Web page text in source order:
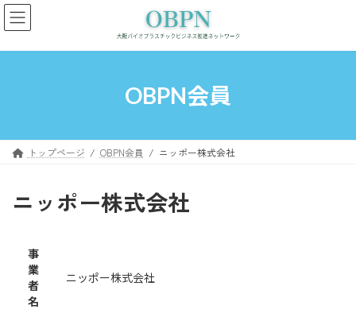
コ
ン
ン
ナ
ビ
ー
OBPN会員
トップページ OBPN会員 ニッポー株式会社
ニッポー株式会社
事
業
者
名
ニッポー株式会社